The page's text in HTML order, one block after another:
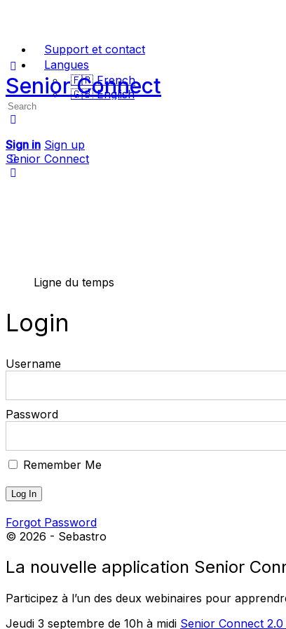
Support et contact
Langues
🇫🇷 French
🇬🇧 English
Sign in Sign up
Senior Connect
Search
for:
Senior Connect
Ligne du temps
Login
Username
Password
Remember Me
Forgot Password
© 2026 - Sebastro
La nouvelle application Senior
Participez à l’un des deux webinaires pour
Jeudi 3 septembre de 10h à midi Senior Connect